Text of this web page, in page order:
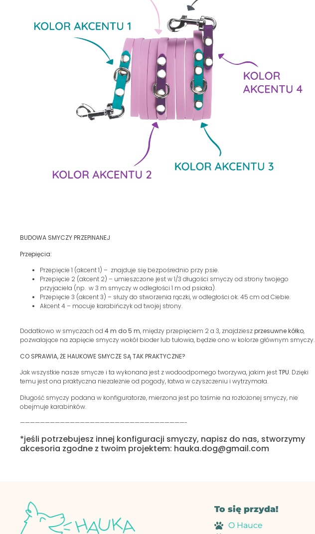
BUDOWA SMYCZY PRZEPINANEJ
Przepięcia:
Przepięcie 1 (akcent 1) – znajduje się bezpośrednio przy psie.
Przepięcie 2 (akcent 2) – umieszczone jest w 1/3 długości smyczy od strony twojego
przyjaciela (np. w 3 m smyczy w odległości 1 m od psiaka).
Przepięcie 3 (akcent 3) – służy do stworzenia rączki, w odległości ok. 45 cm od Ciebie.
Akcent 4 – mocuje karabińczyk od twojej strony.
Dodatkowo w smyczach od 4 m do 5 m, między przepięciem 2 a 3, znajdzieszprzesuwne kółko,
pozwalające na zapięcie smyczy wokół bioder lub tułowia, będzie ono w kolorze głównym smyczy.
CO SPRAWIA, ŻE HAUKOWE SMYCZE SĄ TAK PRAKTYCZNE?
Jak wszystkie nasze smycze i ta wykonana jest z wodoodpornego tworzywa, jakim jestTPU. Dzięki
temu jest ona praktyczna niezależnie od pogody, łatwa w czyszczeniu i wytrzymała.
Długość smyczy podana w konfiguratorze, mierzona jest po taśmie na rozłożonej smyczy, nie
obejmuje karabinków.
—————————————————————————————————-
*jeśli potrzebujesz innej konfiguracji smyczy, napisz do nas, stworzymy
akcesoria zgodne z twoim projektem: hauka.dog@gmail.com
To się przyda!
O Hauce